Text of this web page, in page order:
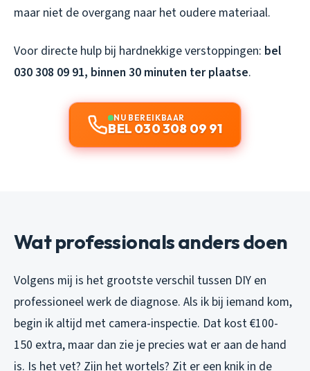
maar niet de overgang naar het oudere materiaal.
Voor directe hulp bij hardnekkige verstoppingen: bel
030 308 09 91, binnen 30 minuten ter plaatse.
NU BEREIKBAAR
BEL 030 308 09 91
Wat professionals anders doen
Volgens mij is het grootste verschil tussen DIY en
professioneel werk de diagnose. Als ik bij iemand kom,
begin ik altijd met camera-inspectie. Dat kost €100-
150 extra, maar dan zie je precies wat er aan de hand
is. Is het vet? Zijn het wortels? Zit er een knik in de